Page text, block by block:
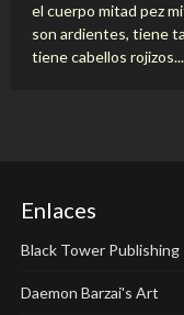
el cuerpo mitad pez
son ardientes, tiene
tiene cabellos rojizos...
Enlaces
Black Tower Publishing
Daemon Barzai's Art